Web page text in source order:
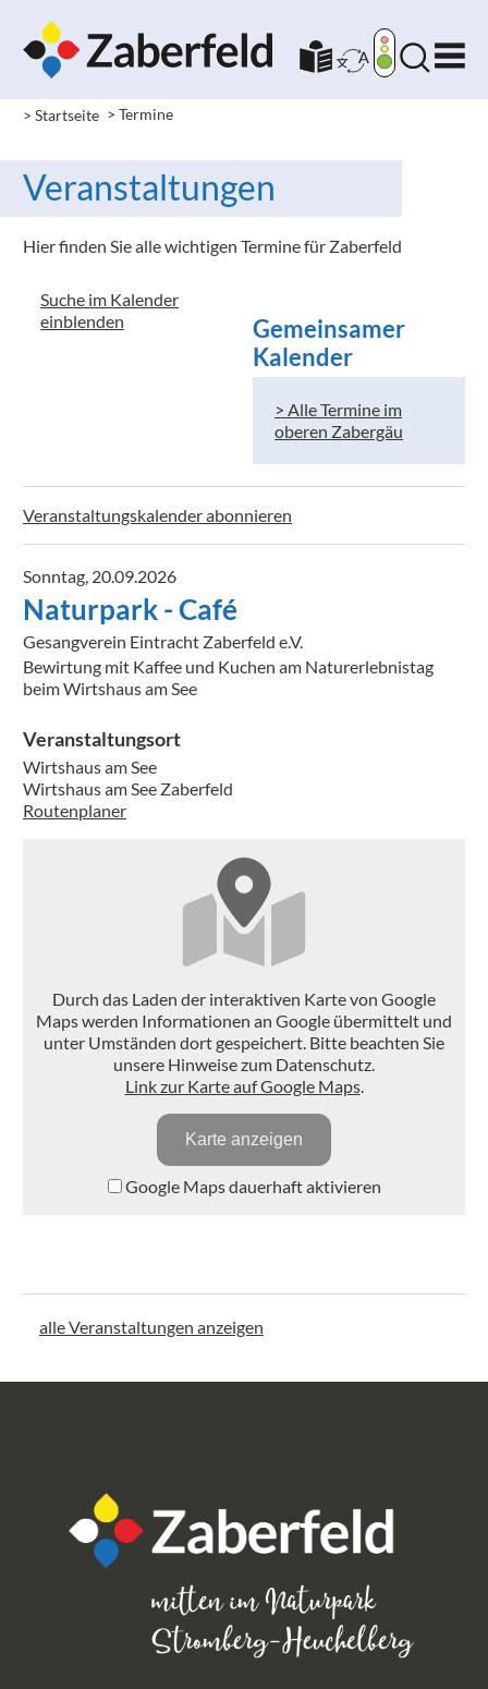
> Startseite > Termine
Veranstaltungen
Hier finden Sie alle wichtigen Termine für Zaberfeld
Suche im Kalender
einblenden
Gemeinsamer
Kalender
> Alle Termine im
oberen Zabergäu
Veranstaltungskalender abonnieren
Sonntag, 20.09.2026
Naturpark - Café
Gesangverein Eintracht Zaberfeld e.V.
Bewirtung mit Kaffee und Kuchen am Naturerlebnistag
beim Wirtshaus am See
Veranstaltungsort
Wirtshaus am See
Wirtshaus am See Zaberfeld
Routenplaner
Durch das Laden der interaktiven Karte von Google
Maps werden Informationen an Google übermittelt und
unter Umständen dort gespeichert. Bitte beachten Sie
unsere Hinweise zum Datenschutz.
Link zur Karte auf Google Maps.
Karte anzeigen
Google Maps dauerhaft aktivieren
alle Veranstaltungen anzeigen